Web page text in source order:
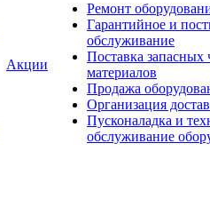
Акции
Ремонт
Гарантийное и
обслуживание
Поставка запасных
материалов
Продажа
Организация
Пусконаладка и
обслуживание